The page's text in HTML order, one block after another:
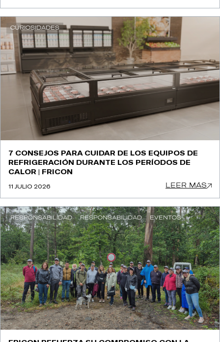
CURIOSIDADES
7 CONSEJOS PARA CUIDAR DE LOS EQUIPOS DE
REFRIGERACIÓN DURANTE LOS PERÍODOS DE
CALOR | FRICON
11 JULIO 2026 LEER MÁS
RESPONSABILIDAD RESPONSABILIDAD EVENTOS